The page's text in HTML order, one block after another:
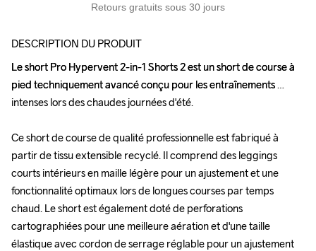
Retours gratuits sous 30 jours
DESCRIPTION DU PRODUIT
Le short Pro Hypervent 2-in-1 Shorts 2 est un short de course à
pied techniquement avancé conçu pour les entraînements
intenses lors des chaudes journées d'été.
Ce short de course de qualité professionnelle est fabriqué à
partir de tissu extensible recyclé. Il comprend des leggings
courts intérieurs en maille légère pour un ajustement et une
fonctionnalité optimaux lors de longues courses par temps
chaud. Le short est également doté de perforations
cartographiées pour une meilleure aération et d'une taille
élastique avec cordon de serrage réglable pour un ajustement
Le short Pro Hypervent 2-in-1 Shorts 2 est un short de course à
pied techniquement avancé conçu pour les entraînements
intenses lors des chaudes journées d'été.
Ce short de course de qualité professionnelle est fabriqué à
partir de tissu extensible recyclé. Il comprend des leggings
courts intérieurs en maille légère pour un ajustement et une
fonctionnalité optimaux lors de longues courses par temps
chaud. Le short est également doté de perforations
cartographiées pour une meilleure aération et d'une taille
élastique avec cordon de serrage réglable pour un ajustement